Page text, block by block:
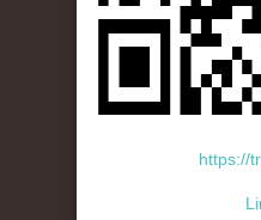
https://